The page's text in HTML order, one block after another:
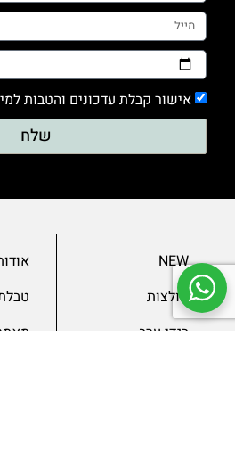
אישור קבלת עדכונים והטבות
שלח
NEW
חולצות
בגדי ערב